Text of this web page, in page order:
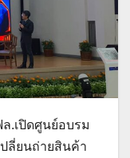
.เปิดศูนย์อบรม
ลี่ยนถ่ายสินค้า